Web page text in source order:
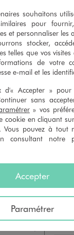
PANIER
5
à un
ce site
3
Je
Les
Avis du
16/
Utile
Très
09/
souhaitons
pour
et personnaliser les
stocker,
telles que vos
de votre
e-mail et les
d'« Accepter »
sans
» vos
cookie en cliquant
Vous pouvez à tout
consultant notre
Accepter
Paramétrer